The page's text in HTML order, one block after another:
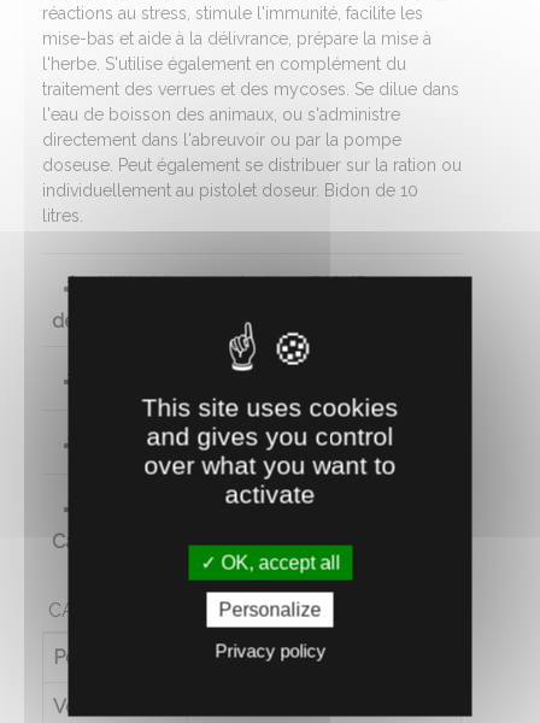
réactions au stress, stimule l'immunité, facilite les
mise-bas et aide à la délivrance, prépare la mise à
l'herbe. S'utilise également en complément du
traitement des verrues et des mycoses. Se dilue dans
l'eau de boisson des animaux, ou s'administre
directement dans l'abreuvoir ou par la pompe
doseuse. Peut également se distribuer sur la ration ou
individuellement au pistolet doseur. Bidon de 10
litres.
de conformité)
Fiche technique
Certificat Non-Ogm
Programme nutritionnel et soins
Caprins
CARACTÉRISTIQUES
Poids (en kg) 13.171
Volume (en L)
This site uses cookies
and gives you control
over what you want to
activate
OK, accept all
Personalize
Privacy policy